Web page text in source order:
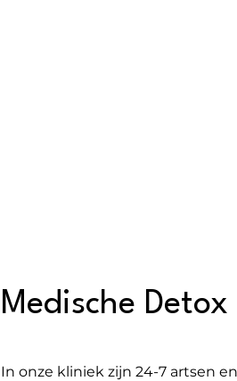
Medische Detox
In onze kliniek zijn 24-7 artsen